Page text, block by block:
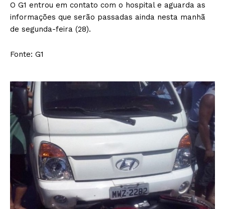
O G1 entrou em contato com o hospital e aguarda as
informações que serão passadas ainda nesta manhã
de segunda-feira (28).
Fonte: G1